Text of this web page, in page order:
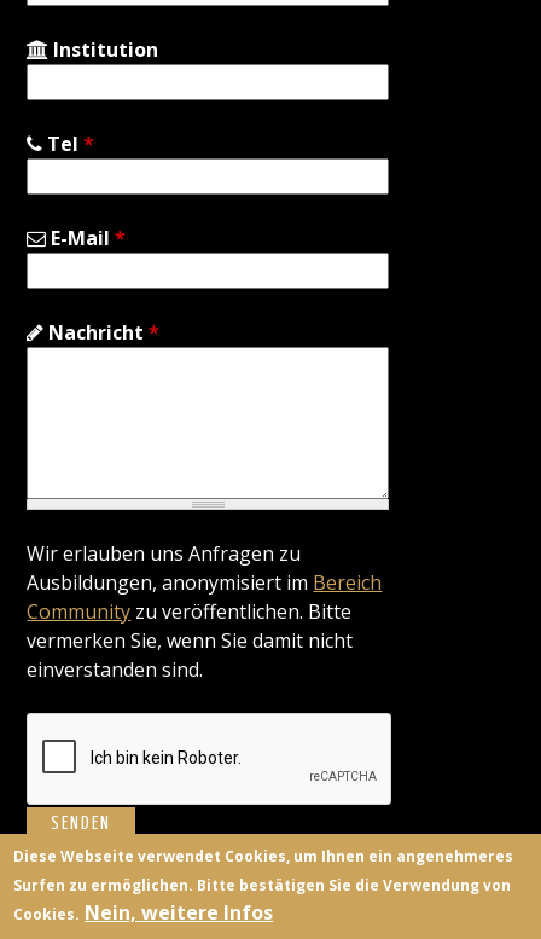
Institution
Tel*
E-Mail*
Nachricht*
Wir erlauben uns Anfragen zu
Ausbildungen, anonymisiert im Bereich
Community zu veröffentlichen. Bitte
vermerken Sie, wenn Sie damit nicht
einverstanden sind.
BILDUNGSANBIETER KONTAKT
Diese Webseite verwendet Cookies, um Ihnen ein angenehmeres
Surfen zu ermöglichen. Bitte bestätigen Sie die Verwendung von
Cookies. Nein, weitere Infos